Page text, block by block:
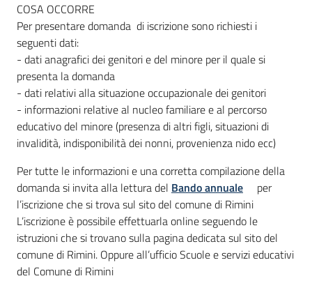
Newsletter
COSA OCCORRE
Per presentare domanda di iscrizione sono richiesti i
seguenti dati:
- dati anagrafici dei genitori e del minore per il quale si
presenta la domanda
- dati relativi alla situazione occupazionale dei genitori
- informazioni relative al nucleo familiare e al percorso
educativo del minore (presenza di altri figli, situazioni di
invalidità, indisponibilità dei nonni, provenienza nido ecc)
Per tutte le informazioni e una corretta compilazione della
domanda si invita alla lettura del Bando annuale
per
l’iscrizione che si trova sul sito del comune di Rimini
L’iscrizione è possibile effettuarla online seguendo le
istruzioni che si trovano sulla pagina dedicata sul sito del
comune di Rimini. Oppure all’ufficio Scuole e servizi educativi
del Comune di Rimini